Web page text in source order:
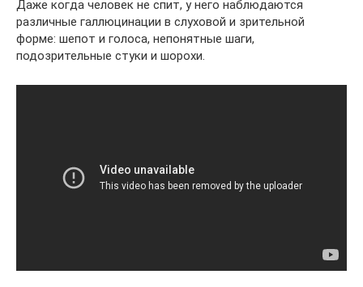
Даже когда человек не спит, у него наблюдаются
различные галлюцинации в слуховой и зрительной
форме: шепот и голоса, непонятные шаги,
подозрительные стуки и шорохи.